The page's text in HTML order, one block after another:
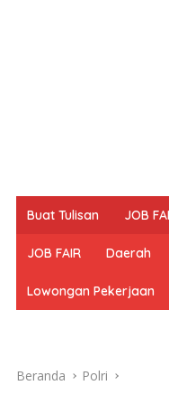
Buat Tulisan JOB
JOB FAIR Daerah
Lowongan Pekerjaan
Beranda Polri